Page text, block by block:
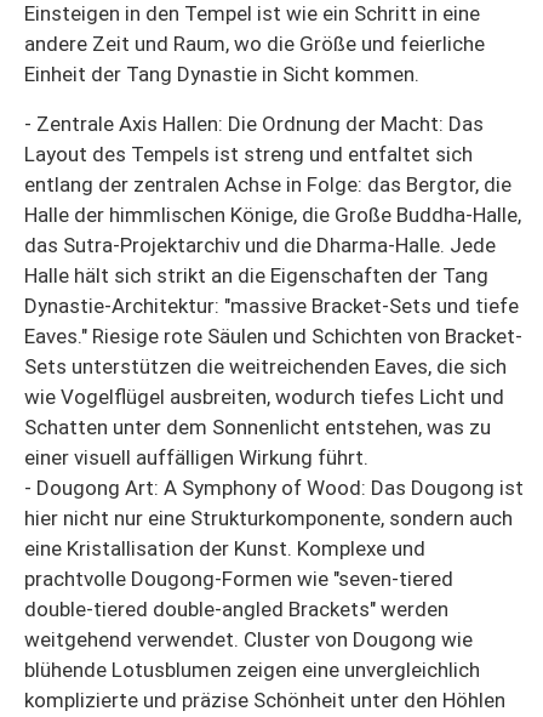
Einsteigen in den Tempel ist wie ein Schritt in eine
andere Zeit und Raum, wo die Größe und feierliche
Einheit der Tang Dynastie in Sicht kommen.
- Zentrale Axis Hallen: Die Ordnung der Macht: Das
Layout des Tempels ist streng und entfaltet sich
entlang der zentralen Achse in Folge: das Bergtor, die
Halle der himmlischen Könige, die Große Buddha-Halle,
das Sutra-Projektarchiv und die Dharma-Halle. Jede
Halle hält sich strikt an die Eigenschaften der Tang
Dynastie-Architektur: "massive Bracket-Sets und tiefe
Eaves." Riesige rote Säulen und Schichten von Bracket-
Sets unterstützen die weitreichenden Eaves, die sich
wie Vogelflügel ausbreiten, wodurch tiefes Licht und
Schatten unter dem Sonnenlicht entstehen, was zu
einer visuell auffälligen Wirkung führt.
- Dougong Art: A Symphony of Wood: Das Dougong ist
hier nicht nur eine Strukturkomponente, sondern auch
eine Kristallisation der Kunst. Komplexe und
prachtvolle Dougong-Formen wie "seven-tiered
double-tiered double-angled Brackets" werden
weitgehend verwendet. Cluster von Dougong wie
blühende Lotusblumen zeigen eine unvergleichlich
komplizierte und präzise Schönheit unter den Höhlen